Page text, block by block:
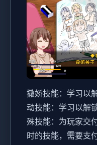
撒娇技能：学习以
动技能：学习以解
殊技能：为玩家交
时的技能，需要支